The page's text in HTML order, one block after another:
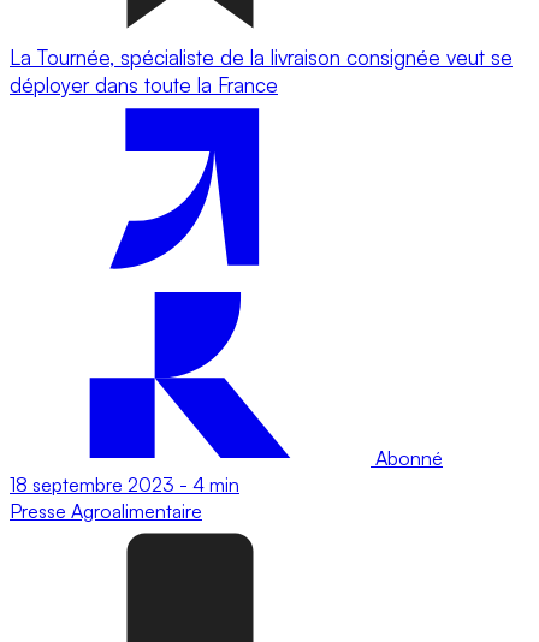
La Tournée, spécialiste de la livraison consignée veut se
déployer dans toute la France
Abonné
18 septembre 2023 - 4 min
Presse Agroalimentaire